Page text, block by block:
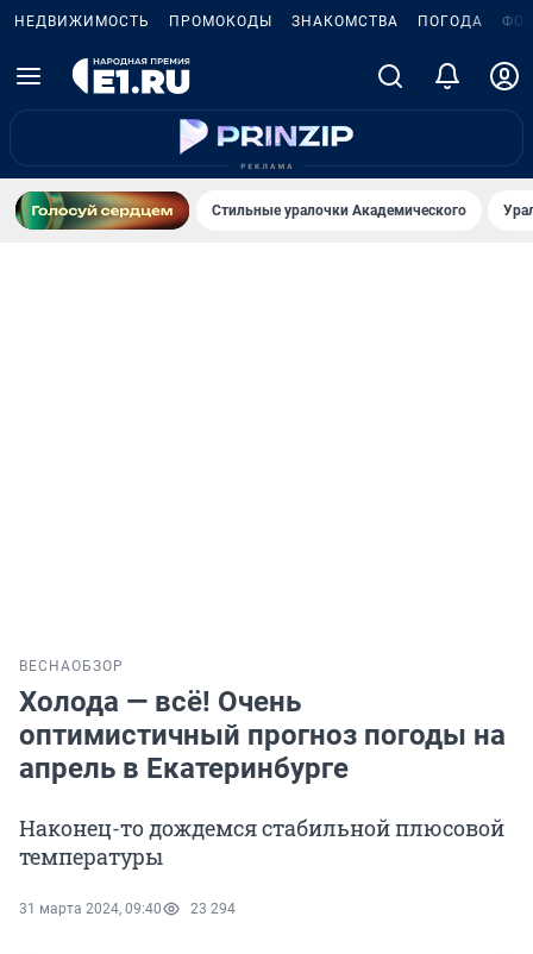
НЕДВИЖИМОСТЬ ПРОМОКОДЫ ЗНАКОМСТВА ПОГОДА
Стильные уралочки Академического
ВЕСНАОБЗОР
Холода — всё! Очень
оптимистичный прогноз погоды на
апрель в Екатеринбурге
Наконец-то дождемся стабильной плюсовой
температуры
31 марта 2024, 09:40 23 294